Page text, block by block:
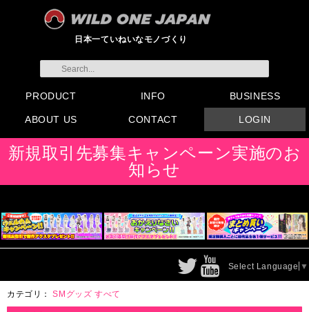
日本一ていねいなモノづくり
PRODUCT
すべてのグッズ
新製品
発売前製品
デンマ
ニップルドーム他
ローター
バイブ
オナホール
ラブドール
サポート
矯正リング
ローション
ラブサプリ
ディルド
アナル
SMグッズ
日本製グッズ
その他グッズ
INFO
製品情報
お知らせ
イベント・展示会
メディア掲載
BUSINESS
会員登録
注文方法・卸売りについ
FAX注文書
カタログ
販促物配布
代理店契約について
ABOUT US
会社概要
よくある質問
取り扱い店リスト
CONTACT
お問い合わせ
付属品販売(一般のお客様
向け)
アイディア募集
LOGIN
新規取引先募集キャンペーン実施のお
知らせ
Select Language ▼
カテゴリ：SMグッズ すべて